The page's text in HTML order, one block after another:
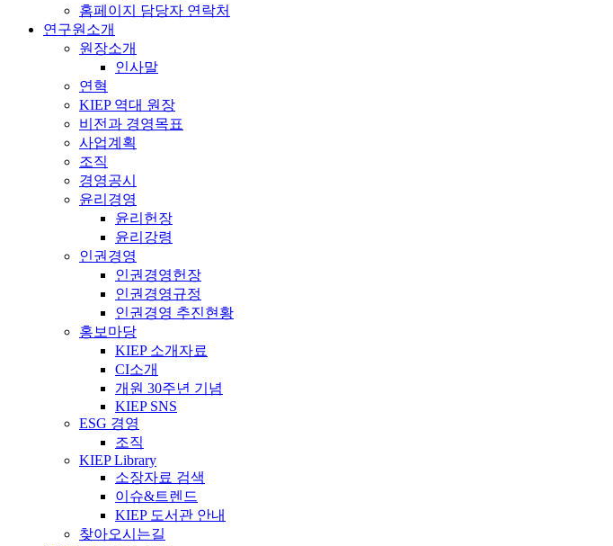
홈페이지 담당자 연락처
연구원소개
원장소개
인사말
연혁
KIEP 역대 원장
비전과 경영목표
사업계획
조직
경영공시
윤리경영
윤리헌장
윤리강령
인권경영
인권경영헌장
인권경영규정
인권경영 추진현황
홍보마당
KIEP 소개자료
CI소개
개원 30주년 기념
KIEP SNS
ESG 경영
조직
KIEP Library
소장자료 검색
이슈&트렌드
KIEP 도서관 안내
찾아오시는길